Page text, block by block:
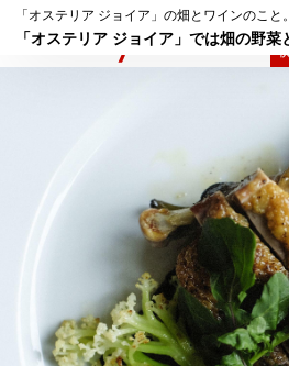
「オステリア ジョイア」の畑とワインのこと。